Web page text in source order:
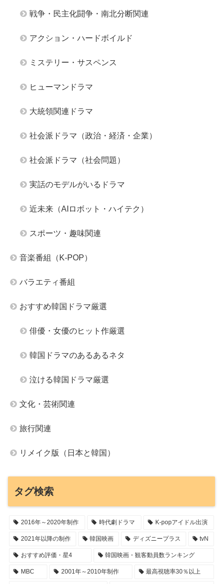
戦争・民主化闘争・南北分断関連
アクション・ハードボイルド
ミステリー・サスペンス
ヒューマンドラマ
大統領関連ドラマ
社会派ドラマ（政治・経済・企業）
社会派ドラマ（社会問題）
実話のモデルがいるドラマ
近未来（AIロボット・ハイテク）
スポーツ・趣味関連
音楽番組（K-POP）
バラエティ番組
おすすめ韓国ドラマ厳選
俳優・女優のヒット作厳選
韓国ドラマのあるあるネタ
泣ける韓国ドラマ厳選
文化・芸術関連
旅行関連
リメイク版（日本と韓国）
タグ検索
2016年～2020年制作 時代劇ドラマ K-popアイドル出演
2021年以降の制作 韓国映画 ディズニープラス tvN
おすすめ評価・星4 韓国映画・観客動員数ランキング
MBC 2001年～2010年制作 最高視聴率30％以上